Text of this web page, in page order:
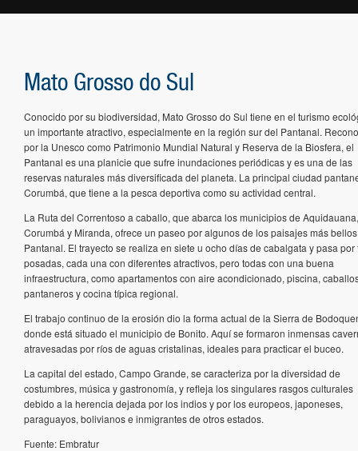
Mato Grosso do Sul
Conocido por su biodiversidad, Mato Grosso do Sul tiene en el turismo
un importante atractivo, especialmente en la región sur del Pantanal.
por la Unesco como Patrimonio Mundial Natural y Reserva de la Biosfera, el
Pantanal es una planicie que sufre inundaciones periódicas y es una de las
reservas naturales más diversificada del planeta. La principal ciudad
Corumbá, que tiene a la pesca deportiva como su actividad central.
La Ruta del Correntoso a caballo, que abarca los municipios de Aquidauana,
Corumbá y Miranda, ofrece un paseo por algunos de los paisajes más
Pantanal. El trayecto se realiza en siete u ocho días de cabalgata y pasa por
posadas, cada una con diferentes atractivos, pero todas con una buena
infraestructura, como apartamentos con aire acondicionado, piscina,
pantaneros y cocina típica regional.
El trabajo continuo de la erosión dio la forma actual de la Sierra de
donde está situado el municipio de Bonito. Aquí se formaron inmensas
atravesadas por ríos de aguas cristalinas, ideales para practicar el buceo.
La capital del estado, Campo Grande, se caracteriza por la diversidad de
costumbres, música y gastronomía, y refleja los singulares rasgos culturales
debido a la herencia dejada por los indios y por los europeos, japoneses,
paraguayos, bolivianos e inmigrantes de otros estados.
Fuente: Embratur